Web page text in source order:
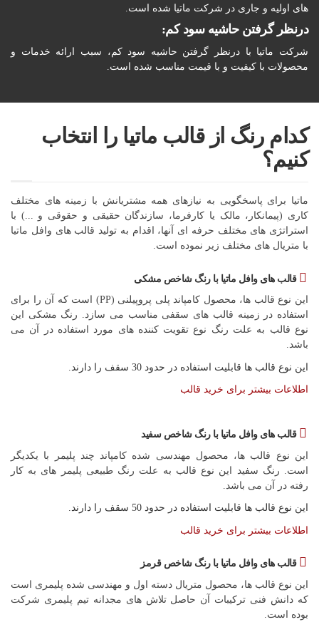
های اولیه و جاری در شرکت ماتیا شده است.
درنظر گرفتن حاشیه سود کم:
شرکت ماتیا با درنظر گرفتن حاشیه سود کم، سبب ارائه خدمات و
محصولات با کیفیت و با قیمت مناسب شده است.
کدام رنگ از قالب ماتیا را انتخاب
کنیم؟
ماتیا برای پاسخگویی به نیازهای همه مشتریانش با زمینه های مختلف
کاری (پیمانکار، مالک یا کارفرما، سازندگان حقیقی و حقوقی و ...) با
استراتژی های مختلف حرفه ای آنها، اقدام به تولید قالب های وافل ماتیا
با متریال های مختلف زیر نموده است.
قالب های وافل ماتیا با رنگ شاخص مشکی
این نوع قالب ها، محصول کامپاند پلی پروپیلنی (PP) است که آن را برای
استفاده در زمینه قالب های سقفی مناسب می سازد. رنگ مشکی این
نوع قالب به علت رنگ نوع تقویت کننده های مورد استفاده در آن می
باشد.
این نوع قالب ها قابلیت استفاده در حدود 30 سقف را دارند.
اطلاعات بیشتر برای خرید قالب
قالب های وافل ماتیا با رنگ شاخص سفید
این نوع قالب ها، محصول مهندسی شده کامپاند چند پلیمر با یکدیگر
است. رنگ سفید این نوع قالب به علت رنگ طبیعی پلیمر های به کار
رفته در آن می باشد.
این نوع قالب ها قابلیت استفاده در حدود 50 سقف را دارند.
اطلاعات بیشتر برای خرید قالب
قالب های وافل ماتیا با رنگ شاخص قرمز
این نوع قالب ها، محصول متریال دسته اول و مهندسی شده پلیمری است
که دانش فنی ترکیبات آن حاصل تلاش های مجدانه تیم پلیمری شرکت
بوده است.